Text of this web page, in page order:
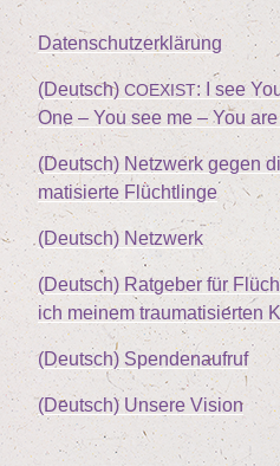
Daten­schutz­er­klä­rung
(Deutsch) COEXIST: I see
One – You see me – You
(Deutsch) Netz­werk gegen
ma­ti­sier­te Flüchtlinge
(Deutsch) Netz­werk
(Deutsch) Rat­ge­ber für
ich mei­nem trau­ma­ti­sier­ten
(Deutsch) Spen­den­auf­ruf
(Deutsch) Unse­re Vision